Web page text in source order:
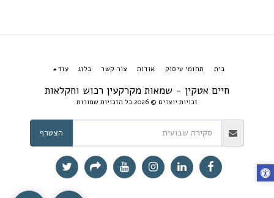
חיים אטקין - שמאות מקרקעין רכוש וחקלאות
זכויות יוצרים © 2026 כל הזכויות שמורות
בית תחומי עיסוק אודות צור קשר בלוג עוד
הצטרף